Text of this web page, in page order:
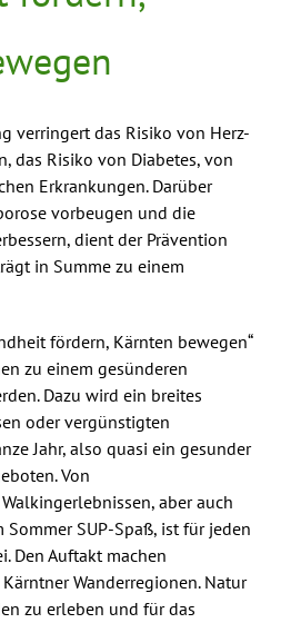
verringert das Risiko von Herz-
das Risiko von Diabetes, von
Erkrankungen. Darüber
vorbeugen und die
dient der Prävention
in Summe zu einem
fördern, Kärnten bewegen“
zu einem gesünderen
Dazu wird ein breites
oder vergünstigten
Jahr, also quasi ein gesunder
Von
aber auch
SUP-Spaß, ist für jeden
Den Auftakt machen
Wanderregionen. Natur
zu erleben und für das